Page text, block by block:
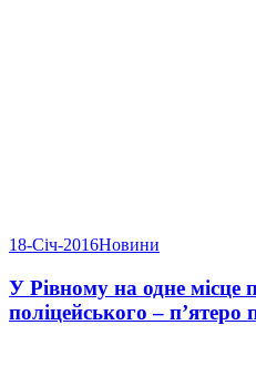
18-Січ-2016Новини
У Рівному на одне місце
поліцейського – п’ятеро